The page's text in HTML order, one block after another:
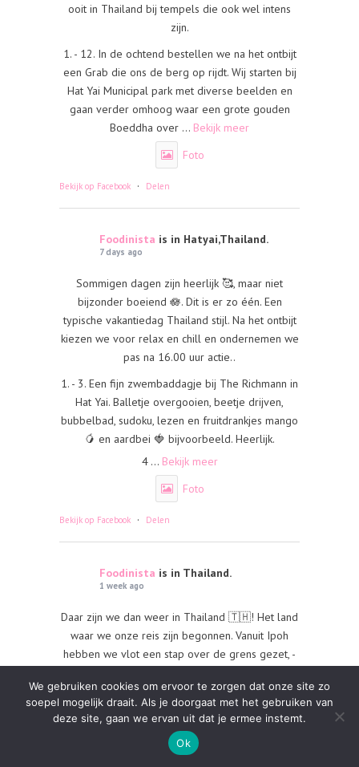
ooit in Thailand bij tempels die ook wel intens
zijn.
1. - 12. In de ochtend bestellen we na het ontbijt
een Grab die ons de berg op rijdt. Wij starten bij
Hat Yai Municipal park met diverse beelden en
gaan verder omhoog waar een grote gouden
Boeddha over ... Bekijk meer
Foto
Bekijk op Facebook · Delen
Foodinista is in Hatyai,Thailand.
7 days ago
Sommigen dagen zijn heerlijk 🥰, maar niet
bijzonder boeiend 🪷. Dit is er zo één. Een
typische vakantiedag Thailand stijl. Na het ontbijt
kiezen we voor relax en chill en ondernemen we
pas na 16.00 uur actie..
1. - 3. Een fijn zwembaddagje bij The Richmann in
Hat Yai. Balletje overgooien, beetje drijven,
bubbelbad, sudoku, lezen en fruitdrankjes mango
🥭 en aardbei 🍓 bijvoorbeeld. Heerlijk.
4 ... Bekijk meer
Foto
Bekijk op Facebook · Delen
Foodinista is in Thailand.
1 week ago
Daar zijn we dan weer in Thailand 🇹🇭! Het land
waar we onze reis zijn begonnen. Vanuit Ipoh
hebben we vlot een stap over de grens gezet, -
veel beter. De luchtvochtigheid en het klimaat
plus ritme van de reisdag was waarschijnlijk niet
fijn. Ook heb ik nog wat slaap ingehaald en wij
eigenlijk allemaal - hoe? - deze dag was heel
We gebruiken cookies om ervoor te zorgen dat onze site zo
soepel mogelijk draait. Als je doorgaat met het gebruiken van
deze site, gaan we ervan uit dat je ermee instemt.
Ok